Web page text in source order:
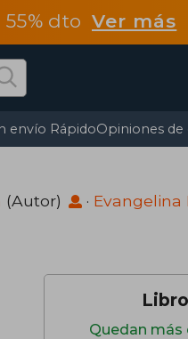
55% dtoVer más
envío RápidoOpiniones de
(Autor) · Evangelina
Quedan más